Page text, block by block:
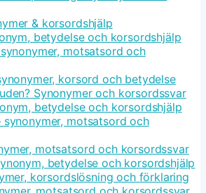
& korsordshjälp
betydelse och korsordshjälp
motsatsord och
korsord och betydelse
Synonymer och korsordssvar
betydelse och korsordshjälp
synonymer, motsatsord och
motsatsord och korsordssvar
betydelse och korsordshjälp
korsordslösning och förklaring